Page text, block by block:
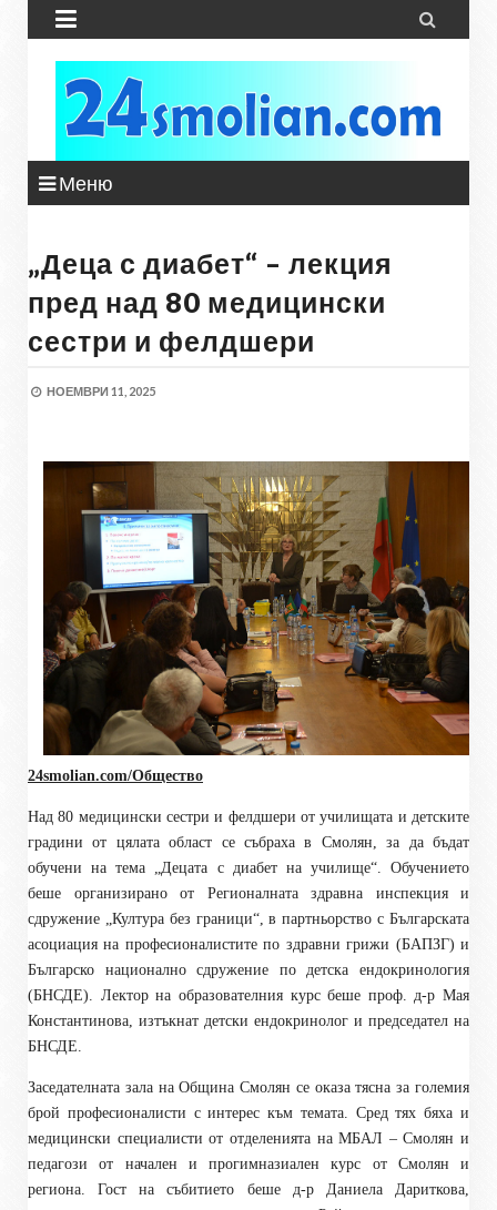
 
Меню
„Деца с диабет“ – лекция
пред над 80 медицински
сестри и фелдшери
НОЕМВРИ 11, 2025
24smolian.com/Общество
Над 80 медицински сестри и фелдшери от училищата и детските
градини от цялата област се събраха в Смолян, за да бъдат
обучени на тема „Децата с диабет на училище“. Обучението
беше организирано от Регионалната здравна инспекция и
сдружение „Култура без граници“, в партньорство с Българската
асоциация на професионалистите по здравни грижи (БАПЗГ) и
Българско национално сдружение по детска ендокринология
(БНСДЕ). Лектор на образователния курс беше проф. д-р Мая
Константинова, изтъкнат детски ендокринолог и председател на
БНСДЕ.
Заседателната зала на Община Смолян се оказа тясна за големия
брой професионалисти с интерес към темата. Сред тях бяха и
медицински специалисти от отделенията на МБАЛ – Смолян и
педагози от начален и прогимназиален курс от Смолян и
региона. Гост на събитието беше д-р Даниела Дариткова,